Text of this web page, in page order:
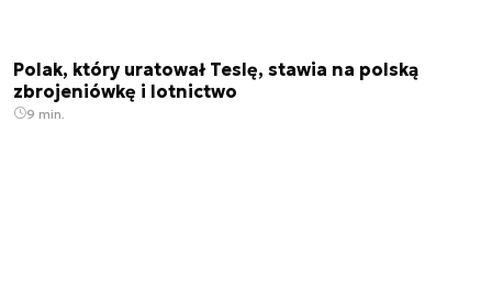
Polak, który uratował Teslę, stawia na polską
zbrojeniówkę i lotnictwo
9 min.